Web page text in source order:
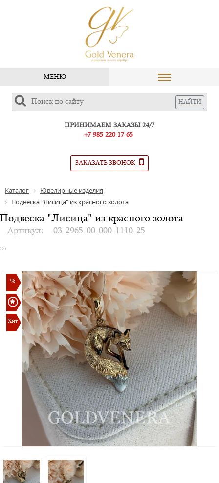
МЕНЮ
ПРИНИМАЕМ ЗАКАЗЫ 24/7
+7 985 220 17 65
ЗАКАЗАТЬ ЗВОНОК
Каталог
Ювелирные изделия
Подвеска "Лисица" из красного золота
Подвеска "Лисица" из красного золота
Артикул: 03-2965-00-000-1110-25
( 0 )
%
Хит